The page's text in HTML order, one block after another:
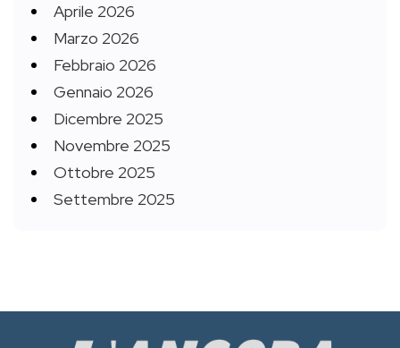
Aprile 2026
Marzo 2026
Febbraio 2026
Gennaio 2026
Dicembre 2025
Novembre 2025
Ottobre 2025
Settembre 2025